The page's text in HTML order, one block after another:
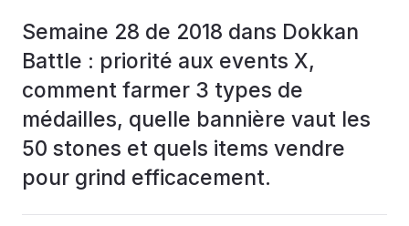
Semaine 28 de 2018 dans Dokkan
Battle : priorité aux events X,
comment farmer 3 types de
médailles, quelle bannière vaut les
50 stones et quels items vendre
pour grind efficacement.